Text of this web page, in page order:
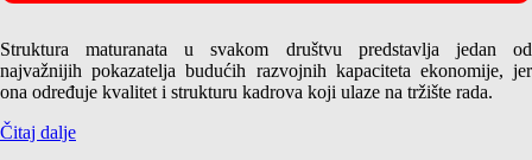
Struktura maturanata u svakom društvu predstavlja jedan od
najvažnijih pokazatelja budućih razvojnih kapaciteta ekonomije, jer
ona određuje kvalitet i strukturu kadrova koji ulaze na tržište rada.
Čitaj dalje